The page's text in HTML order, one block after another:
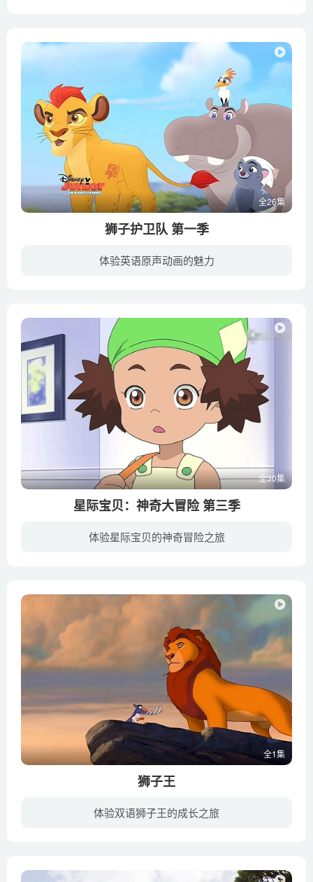
全26集
狮子护卫队 第一季
体验英语原声动画的魅力
全30集
星际宝贝：神奇大冒险 第三季
体验星际宝贝的神奇冒险之旅
全1集
狮子王
体验双语狮子王的成长之旅